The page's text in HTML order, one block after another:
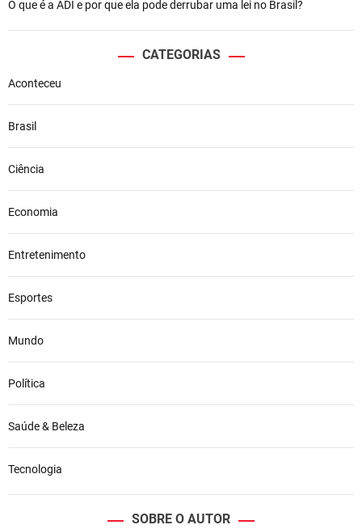
O que é a ADI e por que ela pode derrubar uma lei no Brasil?
CATEGORIAS
Aconteceu
Brasil
Ciência
Economia
Entretenimento
Esportes
Mundo
Política
Saúde & Beleza
Tecnologia
SOBRE O AUTOR